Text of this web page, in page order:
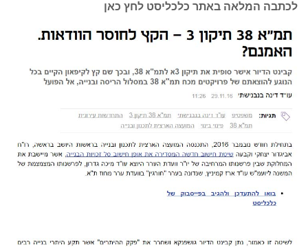
לכתבה המלאה באתר כלכליסט לחץ כאן